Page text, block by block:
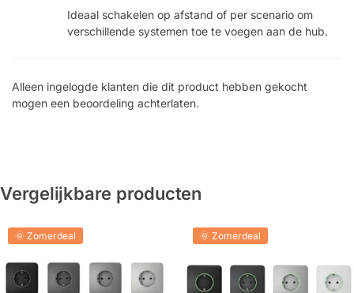
Ideaal schakelen op afstand of per scenario om
verschillende systemen toe te voegen aan de hub.
Alleen ingelogde klanten die dit product hebben gekocht
mogen een beoordeling achterlaten.
Vergelijkbare producten
🌞 Zomerdeal 🌞 Zomerdeal